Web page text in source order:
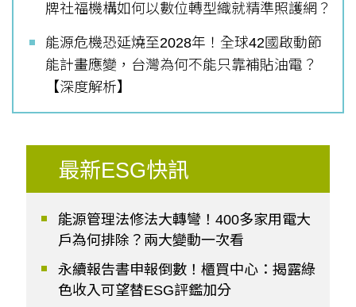
牌社福機構如何以數位轉型織就精準照護網？
能源危機恐延燒至2028年！全球42國啟動節
能計畫應變，台灣為何不能只靠補貼油電？
【深度解析】
最新ESG快訊
能源管理法修法大轉彎！400多家用電大
戶為何排除？兩大變動一次看
永續報告書申報倒數！櫃買中心：揭露綠
色收入可望替ESG評鑑加分